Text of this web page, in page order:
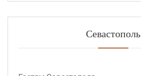
Севастополь